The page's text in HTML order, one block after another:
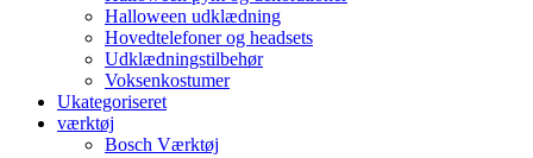
Halloween udklædning
Hovedtelefoner og headsets
Udklædningstilbehør
Voksenkostumer
Ukategoriseret
værktøj
Bosch Værktøj